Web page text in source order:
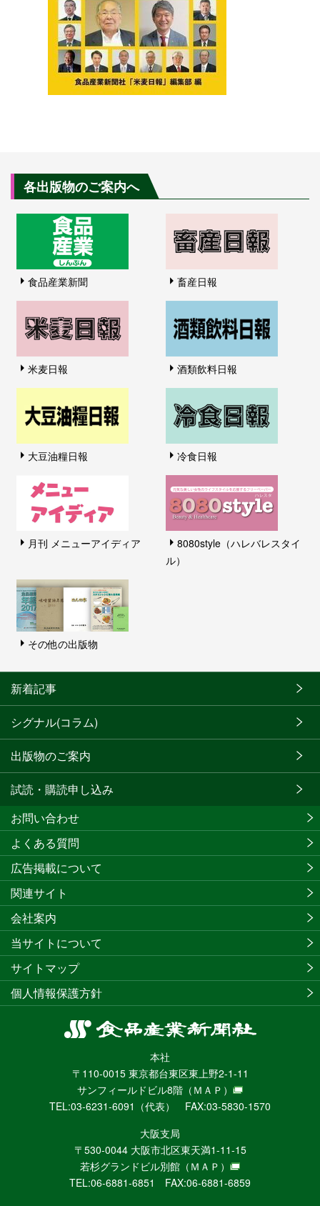
各出版物のご案内へ
食品産業新聞 畜産日報
米麦日報 酒類飲料日報
大豆油糧日報 冷食日報
月刊 メニューアイディア
8080style（ハレバレスタイ
ル）
その他の出版物
新着記事
シグナル(コラム)
出版物のご案内
試読・購読申し込み
食
産
業
新
聞
社
ニ
ュ
ー
本社
〒110-0015 東京都台東区東上野2-1-11
サンフィールドビル8階 （ＭＡＰ）
TEL:03-6231-6091（代表） FAX:03-5830-1570
大阪支局
〒530-0044 大阪市北区東天満1-11-15
若杉グランドビル別館 （ＭＡＰ）
TEL:06-6881-6851 FAX:06-6881-6859
お問い合わせ
よくある質問
広告掲載について
関連サイト
会社案内
当サイトについて
サイトマップ
個人情報保護方針